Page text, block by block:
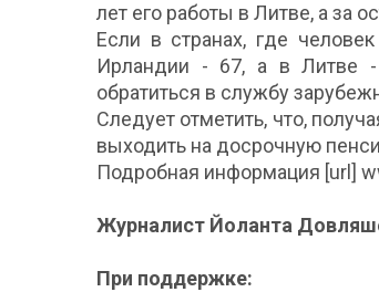
лет его работы в Литве, а за
Если в странах, где
Ирландии - 67, а в Литве -
обратиться в службу
Следует отметить, что,
выходить на досрочную
Подробная информация [url]
Журналист Йоланта
При поддержке: